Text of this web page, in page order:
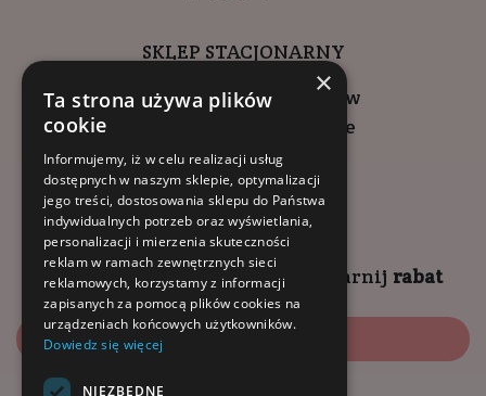
SKLEP STACJONARNY
ul. Wadowicka 6, Kraków
Kompleks Buma Square
godziny otwarcia:
9:00 - 18:00 (pon-pt)
10:00 - 14:00 (sob)
Zapisz się naNEWSLETTER zgarnij rabat
Zapisz się
×
Ta strona używa plików
cookie
Informujemy, iż w celu realizacji usług
dostępnych w naszym sklepie, optymalizacji
jego treści, dostosowania sklepu do Państwa
indywidualnych potrzeb oraz wyświetlania,
personalizacji i mierzenia skuteczności
reklam w ramach zewnętrznych sieci
reklamowych, korzystamy z informacji
zapisanych za pomocą plików cookies na
urządzeniach końcowych użytkowników.
Dowiedz się więcej
NIEZBĘDNE